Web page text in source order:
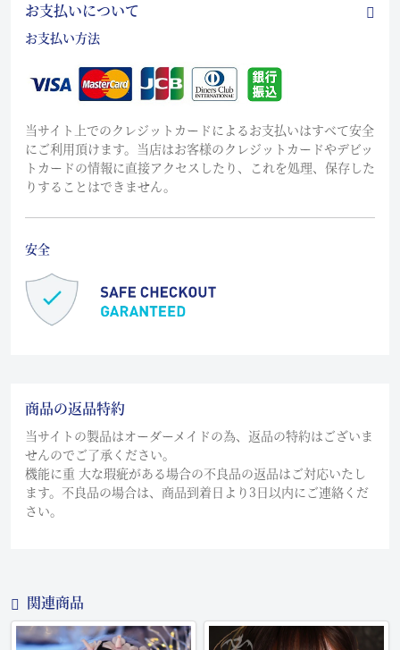
お支払いについて
お支払い方法
当サイト上でのクレジットカードによるお支払いはすべて安全
にご利用頂けます。当店はお客様のクレジットカードやデビッ
トカードの情報に直接アクセスしたり、これを処理、保存した
りすることはできません。
安全
商品の返品特約
当サイトの製品はオーダーメイドの為、返品の特約はございま
せんのでご了承ください。
機能に重 大な瑕疵がある場合の不良品の返品はご対応いたし
ます。不良品の場合は、商品到着日より3日以内にご連絡くだ
さい。
関連商品